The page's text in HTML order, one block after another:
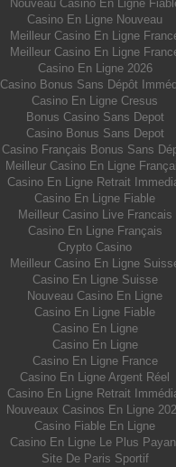
Nouveau Casino En Ligne
Casino En Ligne Nouveau
Meilleur Casino En Ligne
Meilleur Casino En Ligne
Casino En Ligne 2026
Casino Bonus Sans Dépôt
Casino En Ligne Cresus
Bonus Casino Sans Depot
Casino Bonus Sans Depot
Casino Français Bonus Sans
Meilleur Casino En Ligne
Casino En Ligne Retrait
Casino En Ligne Fiable
Meilleur Casino Live Francais
Casino En Ligne Français
Crypto Casino
Meilleur Casino En Ligne
Casino En Ligne Suisse
Nouveau Casino En Ligne
Casino En Ligne Fiable
Casino En Ligne
Casino En Ligne
Casino En Ligne France
Casino En Ligne Argent Réel
Casino En Ligne Retrait
Nouveaux Casinos En Ligne
Casino Fiable En Ligne
Casino En Ligne Le Plus
Site De Paris Sportif